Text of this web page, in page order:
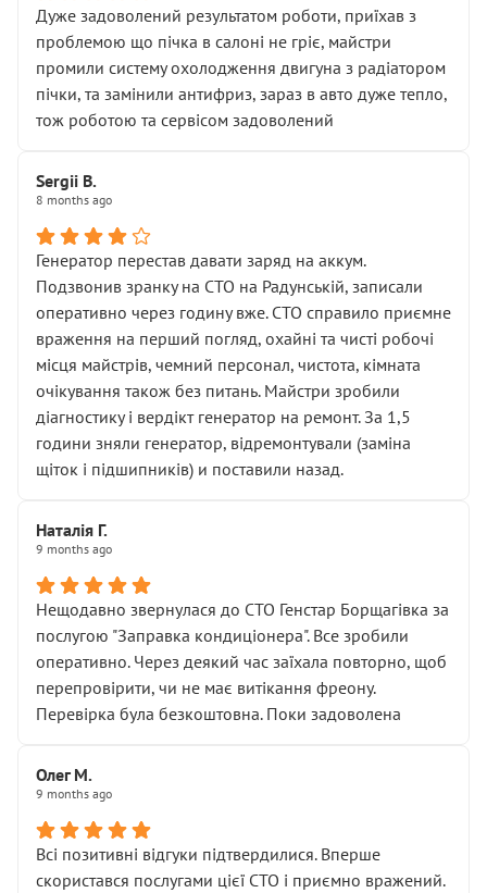
Дуже задоволений результатом роботи, приїхав з
проблемою що пічка в салоні не гріє, майстри
промили систему охолодження двигуна з радіатором
пічки, та замінили антифриз, зараз в авто дуже тепло,
тож роботою та сервісом задоволений
Sergii B.
8 months ago
Генератор перестав давати заряд на аккум.
Подзвонив зранку на СТО на Радунській, записали
оперативно через годину вже. СТО справило приємне
враження на перший погляд, охайні та чисті робочі
місця майстрів, чемний персонал, чистота, кімната
очікування також без питань. Майстри зробили
діагностику і вердікт генератор на ремонт. За 1,5
години зняли генератор, відремонтували (заміна
щіток і підшипників) и поставили назад.
Наталія Г.
9 months ago
Нещодавно звернулася до СТО Генстар Борщагівка за
послугою "Заправка кондиціонера". Все зробили
оперативно. Через деякий час заїхала повторно, щоб
перепровірити, чи не має витікання фреону.
Перевірка була безкоштовна. Поки задоволена
Олег М.
9 months ago
Всі позитивні відгуки підтвердилися. Вперше
скористався послугами цієї СТО і приємно вражений.